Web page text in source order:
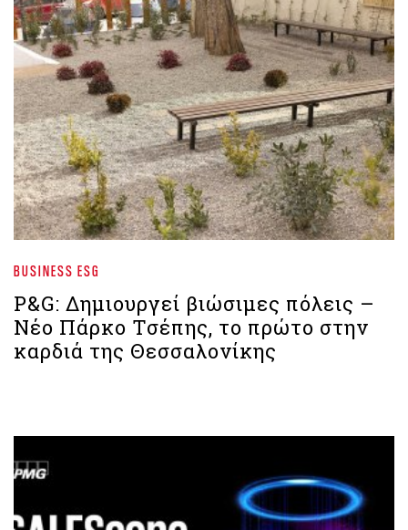
BUSINESS ESG
P&G: Δημιουργεί βιώσιμες πόλεις –
Νέο Πάρκο Τσέπης, το πρώτο στην
καρδιά της Θεσσαλονίκης